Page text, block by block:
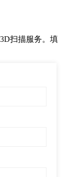
扫描服务。填